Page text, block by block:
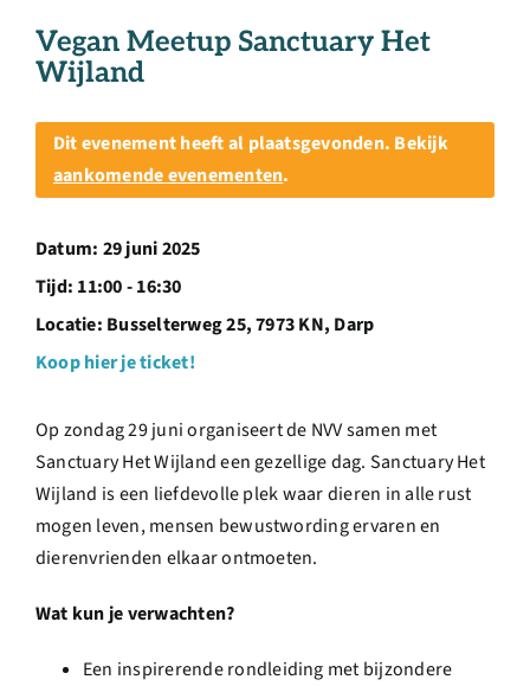
Ondernemer
Contact
Doneren
Shop
Vegan Meetup Sanctuary Het
Wijland
Dit evenement heeft al plaatsgevonden. Bekijk
aankomende evenementen.
Datum: 29 juni 2025
Tijd: 11:00 - 16:30
Locatie: Busselterweg 25, 7973 KN, Darp
Koop hier je ticket!
Op zondag 29 juni organiseert de NVV samen met
Sanctuary Het Wijland een gezellige dag. Sanctuary Het
Wijland is een liefdevolle plek waar dieren in alle rust
mogen leven, mensen bewustwording ervaren en
dierenvrienden elkaar ontmoeten.
Wat kun je verwachten?
Een inspirerende rondleiding met bijzondere